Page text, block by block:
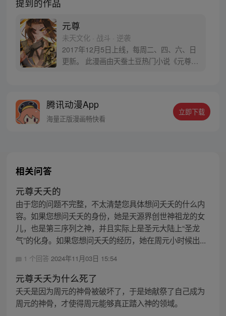
提到的作品
元尊
未天文化 · 战斗 · 逆袭
2017年12月5日上线，每周二、四、六、日
更新。 此漫画由天蚕土豆热门小说《元尊》
腾讯动漫App
海量正版漫画畅快看
立即下载
相关问答
元尊夭夭的
由于您的问题不完整，不太清楚您具体想问夭夭的什么内
容。如果您想问夭夭的身份，她是天源界创世神祖龙的女
儿，也是第三序列之神，并且实际上是圣元大陆上“圣龙
气”的化身。如果您想问夭夭的经历，她在周元小时候出...
1 个回答 2024年11月03日 15:54
元尊夭夭为什么死了
夭夭是因为周元的神骨被破坏了，于是她献祭了自己成为
周元的神骨，才使得周元能够真正踏入神的领域。